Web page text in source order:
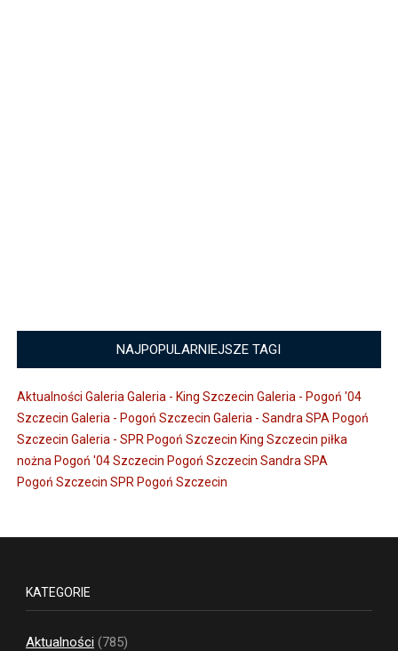
NAJPOPULARNIEJSZE TAGI
Aktualności Galeria Galeria - King Szczecin Galeria - Pogoń '04
Szczecin Galeria - Pogoń Szczecin Galeria - Sandra SPA Pogoń
Szczecin Galeria - SPR Pogoń Szczecin King Szczecin piłka
nożna Pogoń '04 Szczecin Pogoń Szczecin Sandra SPA
Pogoń Szczecin SPR Pogoń Szczecin
KATEGORIE
Aktualności (785)